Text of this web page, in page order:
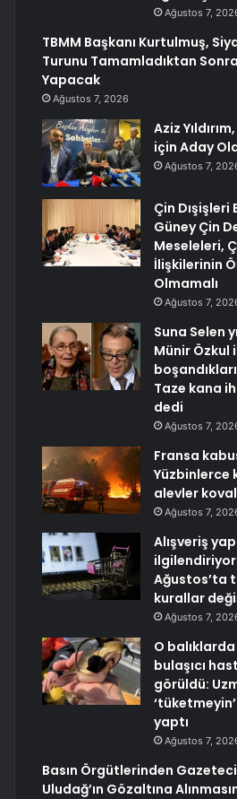
Ağustos 7,
TBMM Başkanı Kurtulmuş,
Turunu Tamamladıktan
Yapacak
Ağustos 7, 2026
Aziz
için Aday
Ağustos 7,
Çin Dışişleri
Güney Çin
Meseleleri,
İlişkilerinin
Olmamalı
Ağustos 7,
Suna Selen
Münir Özkul
Taze kana
dedi
Ağustos 7,
Fransa
Yüzbinlerce
alevler
Ağustos 7,
Alışveriş
Ağustos’ta
kurallar
Ağustos 7,
O
bulaşıcı
görüldü:
‘tüketmeyin’
yaptı
Ağustos 7,
Basın Örgütlerinden
Uludağ’ın Gözaltına